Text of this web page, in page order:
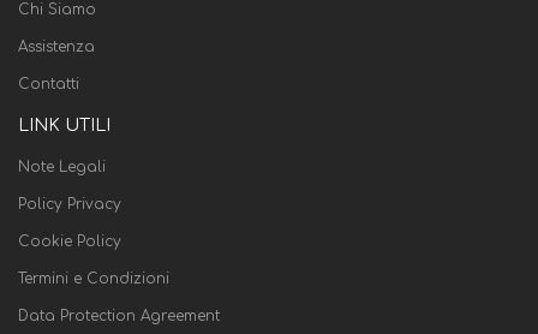
Chi Siamo
Assistenza
Contatti
LINK UTILI
Note Legali
Policy Privacy
Cookie Policy
Termini e Condizioni
Data Protection Agreement